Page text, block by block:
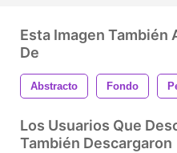
Esta Imagen También
De
Abstracto Fondo
Los Usuarios Que
También Descargaron